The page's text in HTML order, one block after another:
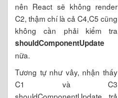
nên React sẽ không render
C2, thậm chí là cả C4,C5 cũng
không cần phải kiểm tra
shouldComponentUpdate
nữa.
Tương tự như vây, nhận thấy
C1 và C3